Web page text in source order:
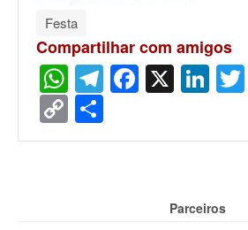
Festa
Compartilhar com amigos
WhatsApp
Telegram
X
Copy
Link
Parceiros